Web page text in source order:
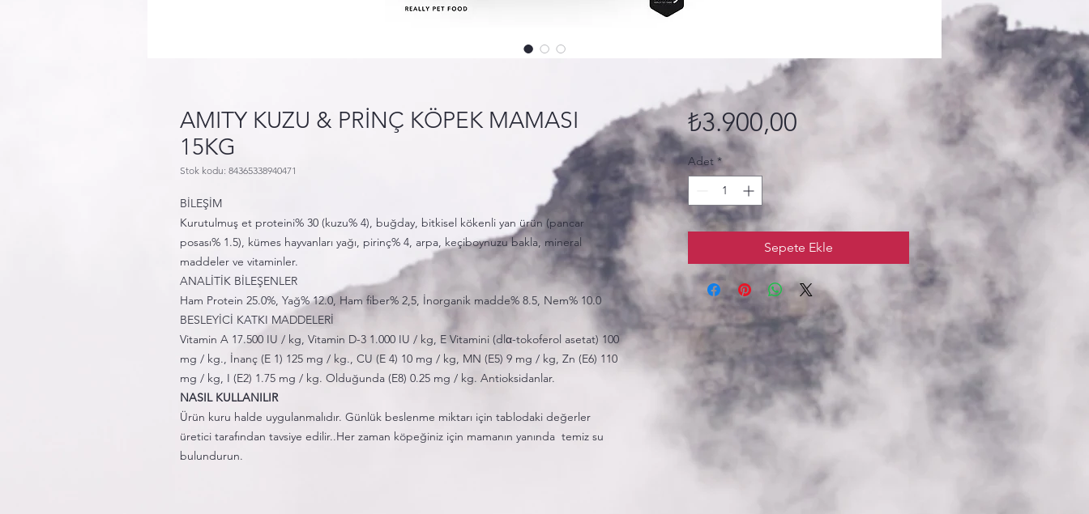
AMITY KUZU & PRİNÇ KÖPEK MAMASI
15KG
Stok kodu: 84365338940471
BİLEŞİM
Kurutulmuş et proteini% 30 (kuzu% 4), buğday, bitkisel kökenli yan ürün (pancar
posası% 1.5), kümes hayvanları yağı, pirinç% 4, arpa, keçiboynuzu bakla, mineral
maddeler ve vitaminler.
ANALİTİK BİLEŞENLER
Ham Protein 25.0%, Yağ% 12.0, Ham fiber% 2,5, İnorganik madde% 8.5, Nem% 10.0
BESLEYİCİ KATKI MADDELERİ
Vitamin A 17.500 IU / kg, Vitamin D-3 1.000 IU / kg, E Vitamini (dlα-tokoferol asetat) 100
mg / kg., İnanç (E 1) 125 mg / kg., CU (E 4) 10 mg / kg, MN (E5) 9 mg / kg, Zn (E6) 110
mg / kg, I (E2) 1.75 mg / kg. Olduğunda (E8) 0.25 mg / kg. Antioksidanlar.
NASIL KULLANILIR
Ürün kuru halde uygulanmalıdır. Günlük beslenme miktarı için tablodaki değerler
üretici tarafından tavsiye edilir..Her zaman köpeğiniz için mamanın yanında temiz su
bulundurun.
₺3.900,00Fiyat
Adet *
Sepete Ekle